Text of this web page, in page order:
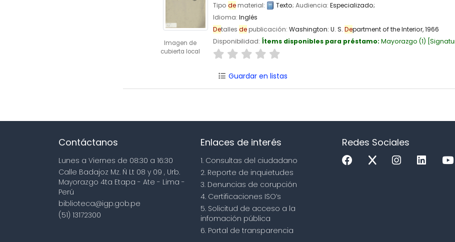
Imagen de
cubierta local
Tipo dematerial: Texto; Audiencia: Especializado;
Idioma: Inglés
Detalles depublicación: Washington: U. S. Department of the Interior,1966
Disponibilidad: Ítems disponibles para préstamo: Mayorazgo (1)
Guardar en listas
Contáctanos
Lunes a Viernes de 08:30 a 16:30
Calle Badajoz Mz. Ñ Lt 08 y 09 , Urb.
Mayorazgo 4ta Etapa - Ate - Lima -
Perú
biblioteca@igp.gob.pe
(51) 13172300
Enlaces de interés
1. Consultas del ciudadano
2. Reporte de inquietudes
3. Denuncias de corupción
4. Certificaciones ISO’s
5. Solicitud de acceso a la
infomación pública
6. Portal de transparencia
Redes Sociales